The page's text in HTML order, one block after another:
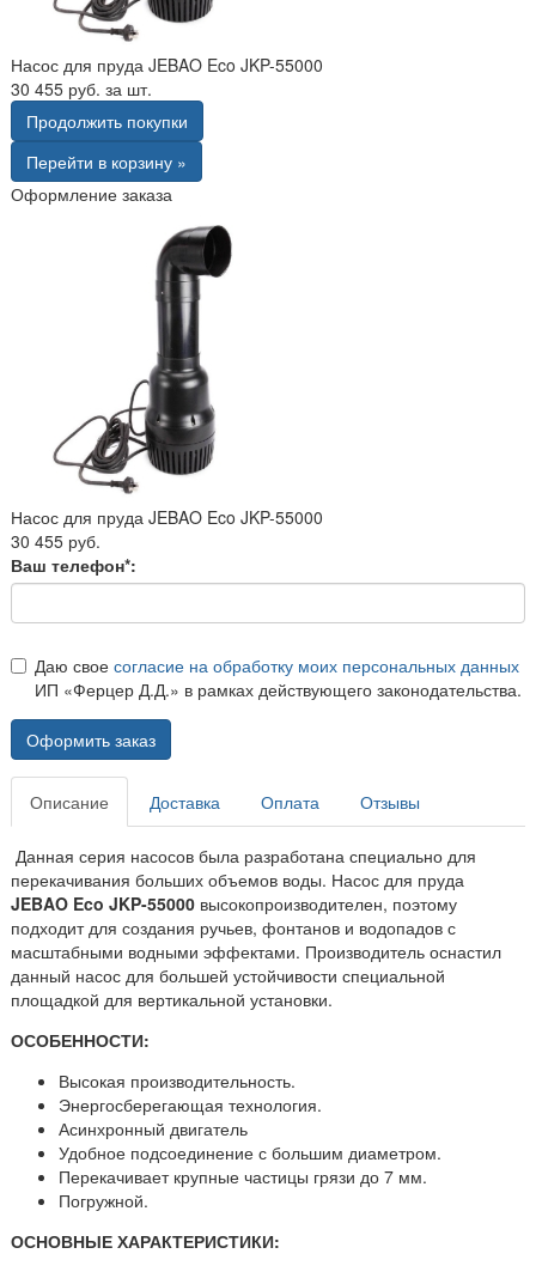
Насос для пруда JEBAO Eco JKP-55000
30 455 руб. за шт.
Продолжить покупки
Перейти в корзину »
Оформление заказа
Насос для пруда JEBAO Eco JKP-55000
30 455 руб.
Ваш телефон*:
Даю свое согласие на обработку моих персональных данных
ИП «Ферцер Д.Д.» в рамках действующего законодательства.
Оформить заказ
Описание Доставка Оплата Отзывы
Данная серия насосов была разработана специально для
перекачивания больших объемов воды. Насос для пруда
JEBAO Eco JKP-55000 высокопроизводителен, поэтому
подходит для создания ручьев, фонтанов и водопадов с
масштабными водными эффектами. Производитель оснастил
данный насос для большей устойчивости специальной
площадкой для вертикальной установки.
ОСОБЕННОСТИ:
Высокая производительность.
Энергосберегающая технология.
Асинхронный двигатель
Удобное подсоединение с большим диаметром.
Перекачивает крупные частицы грязи до 7 мм.
Погружной.
ОСНОВНЫЕ ХАРАКТЕРИСТИКИ: